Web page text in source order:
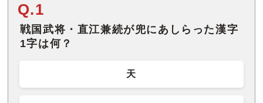
Q.1
戦国武将・直江兼続が兜にあしらった漢字
1字は何？
天